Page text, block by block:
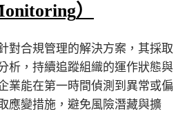
）
對合規管理的解決方案，其採取
析，持續追蹤組織的運作狀態與
業能在第一時間偵測到異常或偏
應變措施，避免風險潛藏與擴